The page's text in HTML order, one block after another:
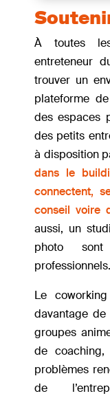
À toutes
entreteneur
trouver un
plateforme
des espaces
des petits
à disposition
dans le
connectent,
conseil voire
aussi, un
photo
professionnels.
Le
davantage
groupes
de coaching,
problèmes
de